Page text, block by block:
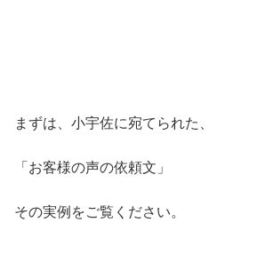
まずは、小宇佐に宛てられた、
「お客様の声の依頼文」
その実例をご覧ください。